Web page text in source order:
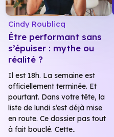
Cindy Roublicq
Être performant sans
s’épuiser : mythe ou
réalité ?
Il est 18h. La semaine est
officiellement terminée. Et
pourtant. Dans votre tête, la
liste de lundi s’est déjà mise
en route. Ce dossier pas tout
à fait bouclé. Cette..